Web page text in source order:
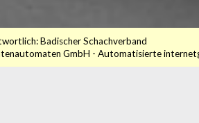
Badischer Schachverband
GmbH - Automatisierte